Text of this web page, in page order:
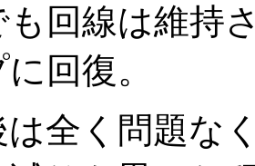
も回線は維持
回復。
は全く問題な